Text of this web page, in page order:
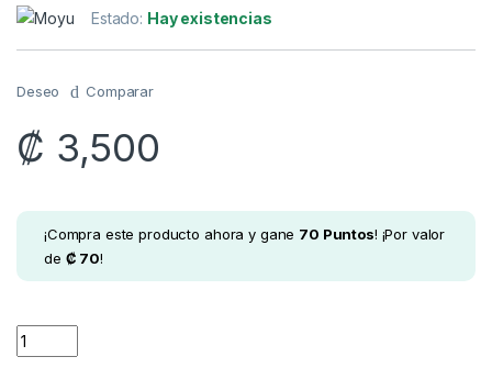
Estado: Hay existencias
Deseo Comparar
₡ 3,500
¡Compra este producto ahora y gane 70 Puntos! ¡Por valor
de ₡ 70!
Moyu Teaching Series Chips 3x3 quantity